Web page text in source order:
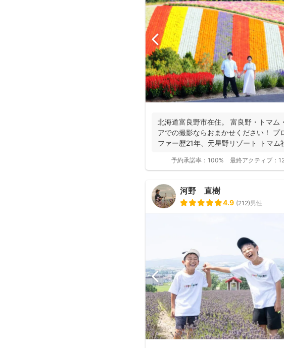
北海道富良野市在住。 富良野・トマム
アでの撮影ならおまかせください！ プ
ファー歴21年、元星野リゾート トマム
予約承諾率： 100% 最終アクティブ：
河野 直樹
4.9 (212)男性